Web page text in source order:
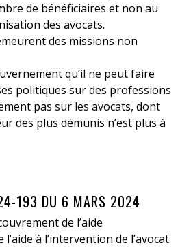
de bénéficiaires et non au
des avocats.
des missions non
qu’il ne peut faire
politiques sur des professions
pas sur les avocats, dont
des plus démunis n’est plus à
193 DU 6 MARS 2024
de l’aide
à l’intervention de l’avocat